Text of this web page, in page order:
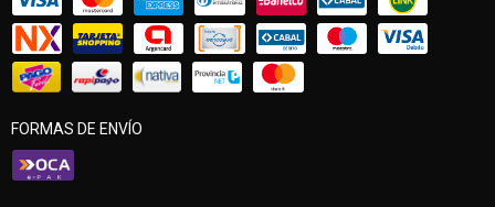
FORMAS DE ENVÍO